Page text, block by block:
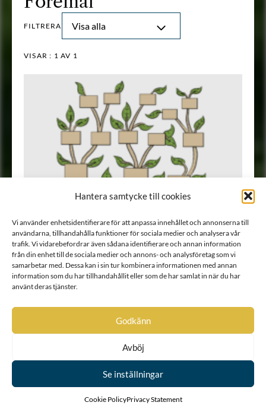
Hantera samtycke till cookies
Vi använder enhetsidentifierare för att anpassa innehållet och annonserna till
användarna, tillhandahålla funktioner för sociala medier och analysera vår
trafik. Vi vidarebefordrar även sådana identifierare och annan information
från din enhet till de sociala medier och annons- och analysföretag som vi
samarbetar med. Dessa kan i sin tur kombinera informationen med annan
information som du har tillhandahållit eller som de har samlat in när du har
använt deras tjänster.
Godkänn
Avböj
Se inställningar
Cookie PolicyPrivacy Statement
FILTRERA Visa alla
VISAR : 1 AV 1
Genealogi
Andra ätter adlade